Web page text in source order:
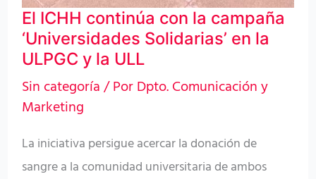
El ICHH continúa con la campaña
‘Universidades Solidarias’ en la
ULPGC y la ULL
Sin categoría/ PorDpto. Comunicación y
Marketing
La iniciativa persigue acercar la donación de
sangre a la comunidad universitaria de ambos